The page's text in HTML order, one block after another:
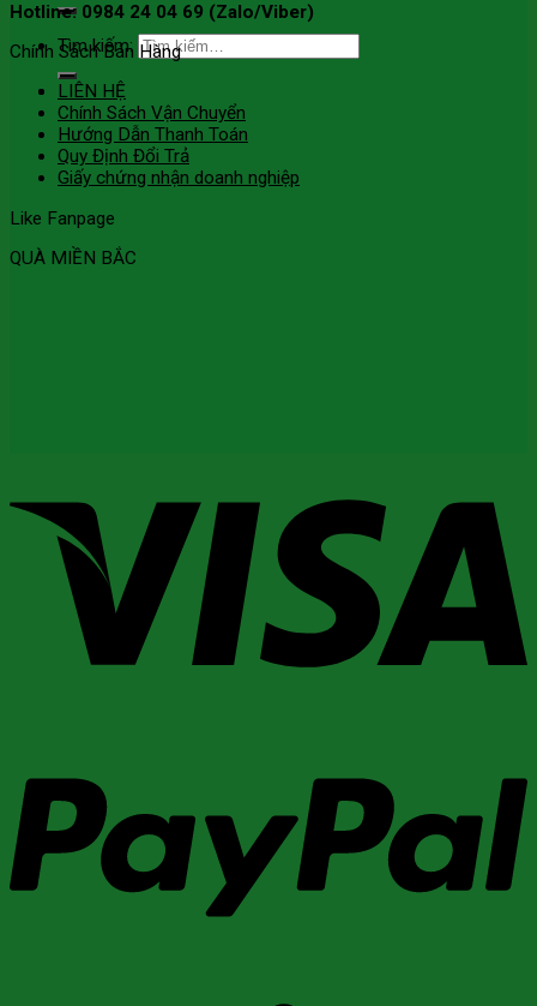
Tìm kiếm:
Hotline: 0984 24 04 69 (Zalo/Viber)
Chính Sách Bán Hàng
LIÊN HỆ
Chính Sách Vận Chuyển
Hướng Dẫn Thanh Toán
Quy Định Đổi Trả
Giấy chứng nhận doanh nghiệp
Like Fanpage
QUÀ MIỀN BẮC